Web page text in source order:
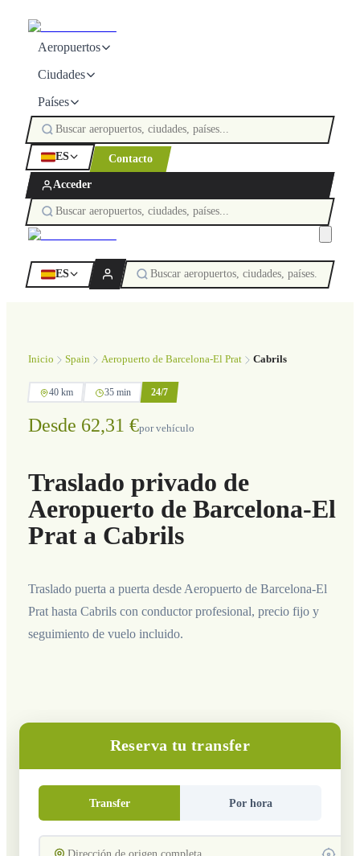
Aeropuertos
Ciudades
Países
ES Contacto
Acceder
ES
Inicio Spain Aeropuerto de Barcelona-El Prat Cabrils
40 km 35 min 24/7
Desde 62,31 €por vehículo
Traslado privado de
Aeropuerto de Barcelona-El
Prat a Cabrils
Traslado puerta a puerta desde Aeropuerto de Barcelona-El
Prat hasta Cabrils con conductor profesional, precio fijo y
seguimiento de vuelo incluido.
Reserva tu transfer
Transfer Por hora